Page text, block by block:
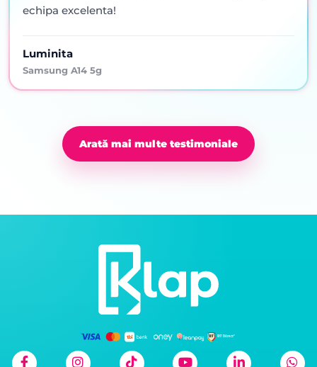
echipa excelenta!
Luminita
Samsung A14 5g
Arată mai multe testimoniale